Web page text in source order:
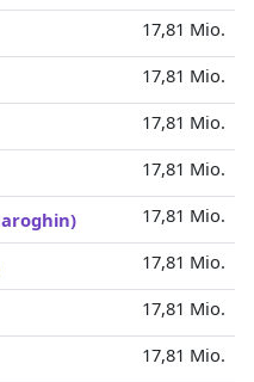
17,81 Mio.
17,81 Mio.
17,81 Mio.
17,81 Mio.
17,81 Mio.
17,81 Mio.
17,81 Mio.
17,81 Mio.